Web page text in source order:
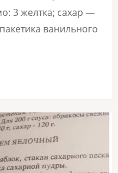
3 желтка; сахар —
ванильного